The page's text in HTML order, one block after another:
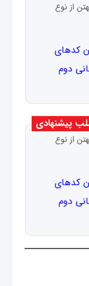
از نوع
كدهای
دوم
پیشنهادی
از نوع
كدهای
دوم